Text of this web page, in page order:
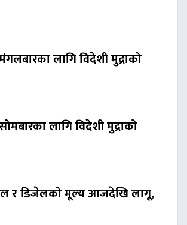
लागि विदेशी मुद्राको
लागि विदेशी मुद्राको
र डिजेलको मूल्य आजदेखि लागू,